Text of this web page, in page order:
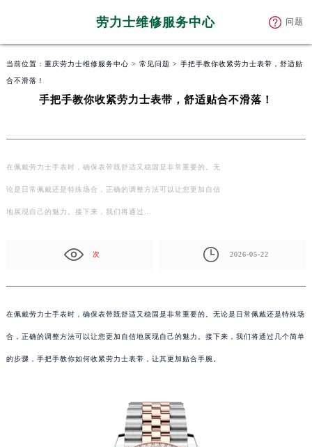
劳力士维修服务中心 问题
当前位置： 重庆劳力士维修服务中心 > 常见问题 > 手把手教你收紧劳力士表带，舒适贴
合不滑落！
手把手教你收紧劳力士表带，舒适贴合不滑落！
在佩戴劳力士手表时，确保表带既舒适又稳固是非常重要的。无
论是日常佩戴还是特殊场合，正确的调整方法可以让您更加自信
地展现自己的魅力。接下来，我们将通过…
次 2026-05-22
在佩戴劳力士手表时，确保表带既舒适又稳固是非常重要的。无论是日常佩戴还是特殊场
合，正确的调整方法可以让您更加自信地展现自己的魅力。接下来，我们将通过几个简单
的步骤，手把手教你如何收紧劳力士表带，让其更加贴合手腕。